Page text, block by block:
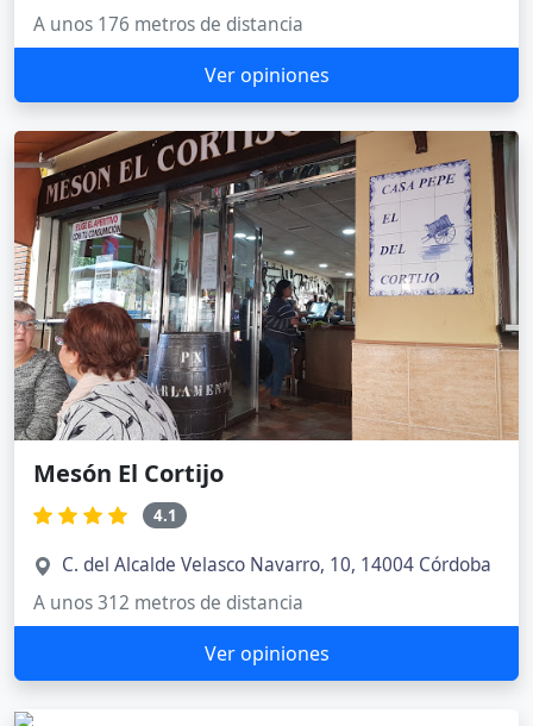
A unos 176 metros de distancia
Ver opiniones
Mesón El Cortijo
4.1
C. del Alcalde Velasco Navarro, 10, 14004 Córdoba
A unos 312 metros de distancia
Ver opiniones